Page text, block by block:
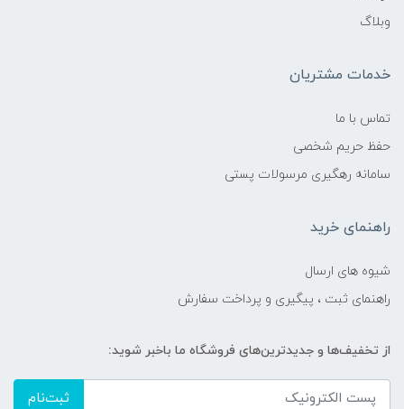
وبلاگ
خدمات مشتریان
تماس با ما
حفظ حریم شخصی
سامانه رهگیری مرسولات پستی
راهنمای خرید
شیوه های ارسال
راهنمای ثبت ، پیگیری و پرداخت سفارش
از تخفیف‌ها و جدیدترین‌های فروشگاه ما باخبر شوید:
ثبت‌نام